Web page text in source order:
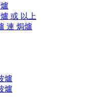
或 以上
連 焗爐
爐
爐